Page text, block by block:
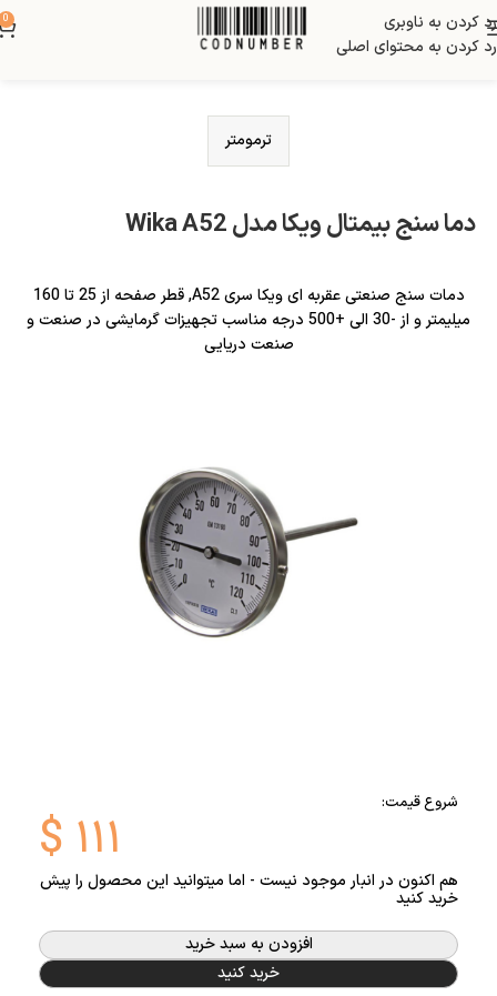
رد کردن به ناوبری
رد کردن به محتوای اصلی
0
ترمومتر
دما سنج بیمتال ویکا مدل Wika A52
دمات سنج صنعتی عقربه ای ویکا سری A52, قطر صفحه از 25 تا 160
میلیمتر و از -30 الی +500 درجه مناسب تجهیزات گرمایشی در صنعت و
صنعت دریایی
شروع قیمت:
$ ۱۱۱
هم اکنون در انبار موجود نیست - اما میتوانید این محصول را پیش
خرید کنید
افزودن به سبد خرید
خرید کنید